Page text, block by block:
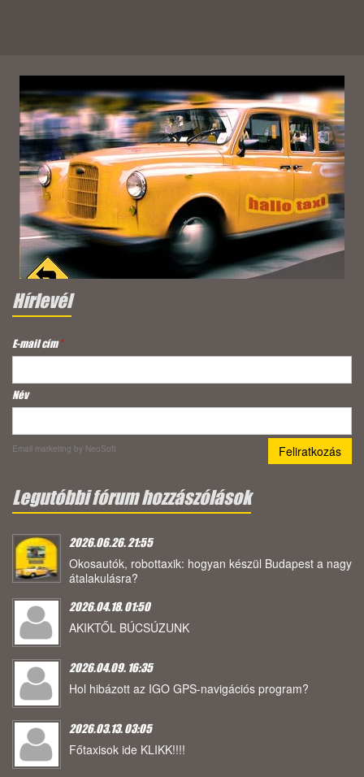
Hírlevél
E-mail cím*
Név
Email marketing by NeoSoft
Legutóbbi fórum hozzászólások
2026.06.26. 21:55
Okosautók, robottaxik: hogyan készül Budapest a nagy
átalakulásra?
2026.04.18. 01:50
AKIKTŐL BÚCSÚZUNK
2026.04.09. 16:35
Hol hibázott az IGO GPS-navigációs program?
2026.03.13. 03:05
Főtaxisok ide KLIKK!!!!